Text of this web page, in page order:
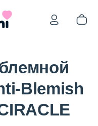
Blemish